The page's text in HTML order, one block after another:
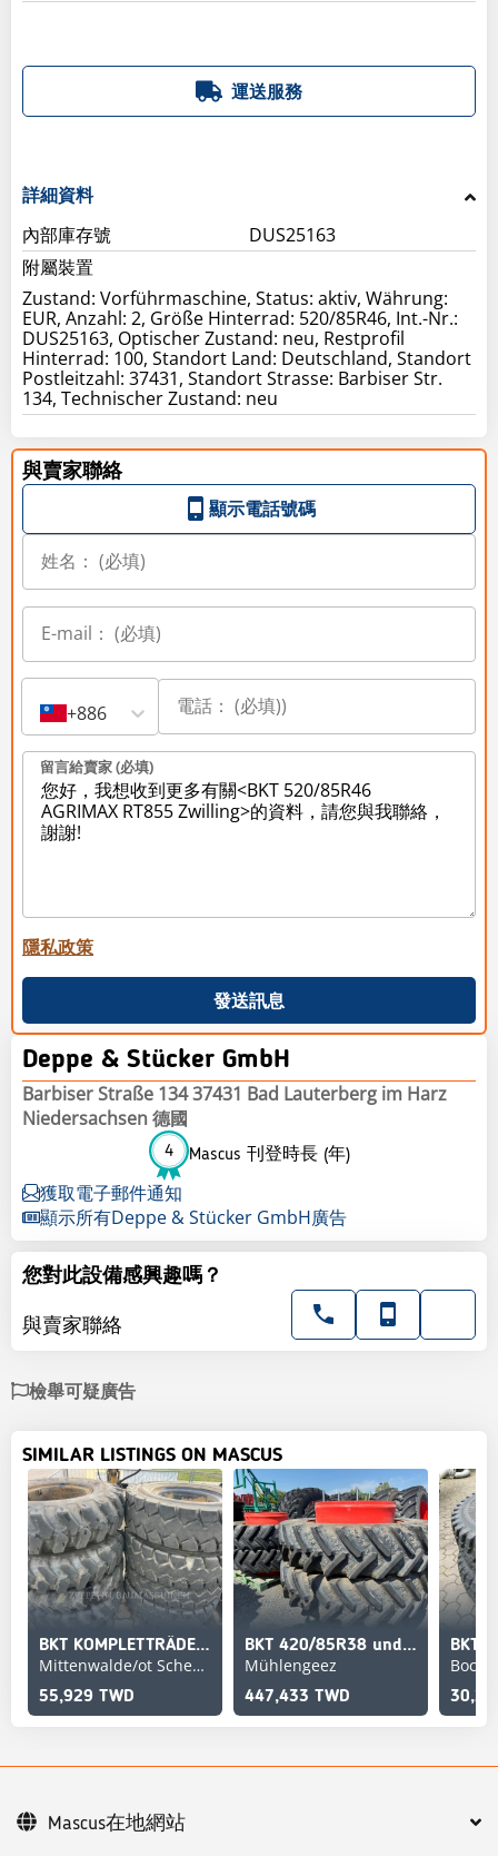
運送服務
詳細資料
內部庫存號
DUS25163
附屬裝置
Zustand: Vorführmaschine, Status: aktiv, Währung:
EUR, Anzahl: 2, Größe Hinterrad: 520/85R46, Int.-Nr.:
DUS25163, Optischer Zustand: neu, Restprofil
Hinterrad: 100, Standort Land: Deutschland, Standort
Postleitzahl: 37431, Standort Strasse: Barbiser Str.
134, Technischer Zustand: neu
與賣家聯絡
顯示電話號碼
+886
留言給賣家 (必填)
隱私政策
發送訊息
Deppe & Stücker GmbH
Barbiser Straße 134 37431 Bad Lauterberg im Harz
Niedersachsen 德國
4 Mascus 刊登時長 (年)
獲取電子郵件通知
顯示所有Deppe & Stücker GmbH廣告
您對此設備感興趣嗎？
與賣家聯絡
檢舉可疑廣告
SIMILAR LISTINGS ON MASCUS
BKT KOMPLETTRÄDER 11.00-
Mittenwalde/ot Schenkendorf
55,929 TWD
BKT 420/85R38 und 480/80R50 Zillingsräder
Mühlengeez
447,433 TWD
Mascus在地網站